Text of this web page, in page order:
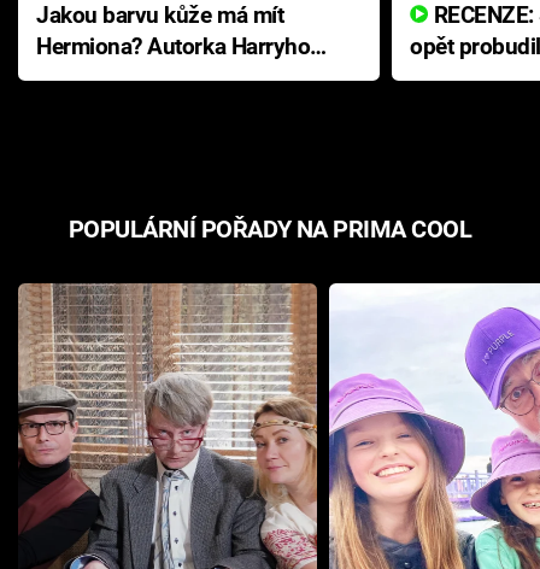
Jakou barvu kůže má mít
Hermiona? Autorka Harryho
Pottera přišla s ráznou
opět
přichází s
POPULÁRNÍ POŘADY NA PRIMA COOL